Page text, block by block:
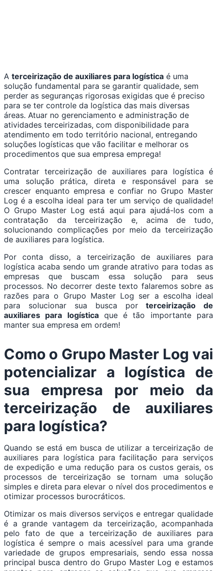
A terceirização de auxiliares para logística é uma
solução fundamental para se garantir qualidade, sem
perder as seguranças rigorosas exigidas que é preciso
para se ter controle da logística das mais diversas
áreas. Atuar no gerenciamento e administração de
atividades terceirizadas, com disponibilidade para
atendimento em todo território nacional, entregando
soluções logísticas que vão facilitar e melhorar os
procedimentos que sua empresa emprega!
Contratar terceirização de auxiliares para logística é
uma solução prática, direta e responsável para se
crescer enquanto empresa e confiar no Grupo Master
Log é a escolha ideal para ter um serviço de qualidade!
O Grupo Master Log está aqui para ajudá-los com a
contratação da terceirização e, acima de tudo,
solucionando complicações por meio da terceirização
de auxiliares para logística.
Por conta disso, a terceirização de auxiliares para
logística acaba sendo um grande atrativo para todas as
empresas que buscam essa solução para seus
processos. No decorrer deste texto falaremos sobre as
razões para o Grupo Master Log ser a escolha ideal
para solucionar sua busca por terceirização de
auxiliares para logísticaque é tão importante para
manter sua empresa em ordem!
Como o Grupo Master Log vai
potencializar a logística de
sua empresa por meio da
terceirização de auxiliares
para logística?
Quando se está em busca de utilizar a terceirização de
auxiliares para logística para facilitação para serviços
de expedição e uma redução para os custos gerais, os
processos de terceirização se tornam uma solução
simples e direta para elevar o nível dos procedimentos e
otimizar processos burocráticos.
Otimizar os mais diversos serviços e entregar qualidade
é a grande vantagem da terceirização, acompanhada
pelo fato de que a terceirização de auxiliares para
logística é sempre o mais acessível para uma grande
variedade de grupos empresariais, sendo essa nossa
principal busca dentro do Grupo Master Log e estamos